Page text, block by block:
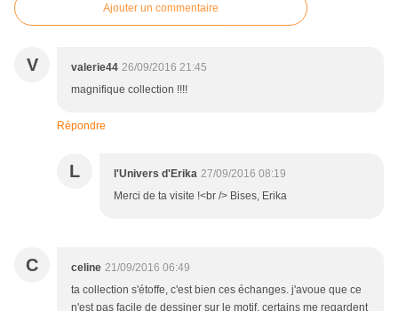
Ajouter un commentaire
V valerie44 26/09/2016 21:45
magnifique collection !!!!
Répondre
L l'Univers d'Erika 27/09/2016 08:19
Merci de ta visite !<br /> Bises, Erika
C celine 21/09/2016 06:49
ta collection s'étoffe, c'est bien ces échanges. j'avoue que ce
n'est pas facile de dessiner sur le motif, certains me regardent